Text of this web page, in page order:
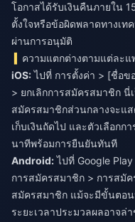
โอกาสได้รับเงินคืนภายใน
ตั้งใจหรือข้อผิดพลาดทางเท
ผ่านการอนุมัติ
ความแตกต่างตามแต่ละแ
iOS:ไปที่ การตั้งค่า > [ชื่อข
> ยกเลิกการสมัครสมาชิก
สมัครสมาชิกส่วนกลางจะแ
เก็บเงินถัดไป และตัวเลือกก
นาทีพร้อมการยืนยันทันที
Android:ไปที่ Google
การสมัครสมาชิก > การสมัค
สมัครสมาชิก แม้จะมีขั้นตอน
ระยะเวลาประมวลผลอาจล่